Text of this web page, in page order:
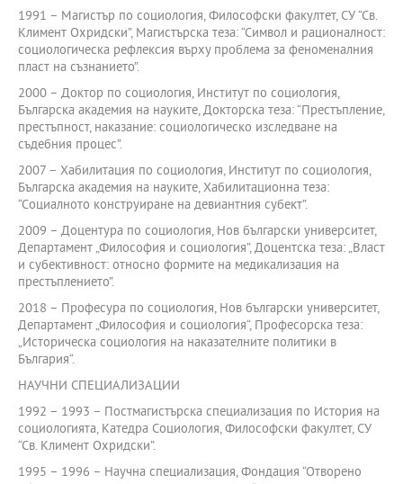
1991 – Магистър по социология, Философски факултет, СУ “Св.
Климент Охридски”, Магистърска теза: “Символ и рационалност:
социологическа рефлексия върху проблема за феноменалния
пласт на съзнанието”.
2000 – Доктор по социология, Институт по социология,
Българска академия на науките, Докторска теза: “Престъпление,
престъпност, наказание: социологическо изследване на
съдебния процес”.
2007 – Хабилитация по социология, Институт по социология,
Българска академия на науките, Хабилитационна теза:
“Социалното конструиране на девиантния субект”.
2009 – Доцентура по социология, Нов български университет,
Департамент „Философия и социология”, Доцентска теза: „Власт
и субективност: относно формите на медикализация на
престъплението”.
2018 – Професура по социология, Нов български университет,
Департамент „Философия и социология“, Професорска теза:
„Историческа социология на наказателните политики в
България“.
НАУЧНИ СПЕЦИАЛИЗАЦИИ
1992 – 1993 – Постмагистърска специализация по История на
социологията, Катедра Социология, Философски факултет, СУ
“Св. Климент Охридски”.
1995 – 1996 – Научна специализация, Фондация “Отворено